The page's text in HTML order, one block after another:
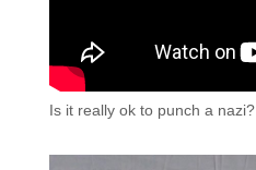
Is it really ok to punch a nazi?